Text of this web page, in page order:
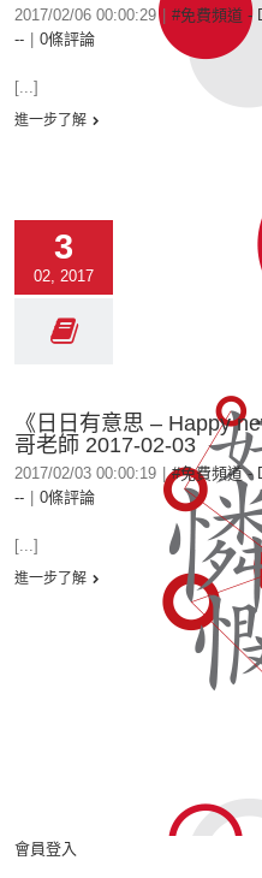
2017/02/06 00:00:29 #免費頻道 -
--
0條評論
[...]
進一步了解
3
02, 2017
《日日有意思 – Happy
哥老師 2017-02-03
2017/02/03 00:00:19 #免費頻道 -
--
0條評論
[...]
進一步了解
會員登入